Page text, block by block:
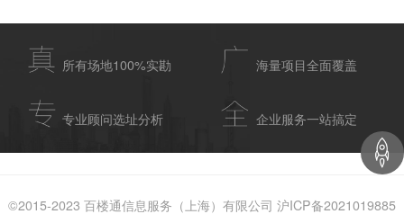
所有场地100%实勘 海量项目全面覆盖
专业顾问选址分析 企业服务一站搞定
©2015-2023 百楼通信息服务（上海）有限公司 沪ICP备2021019885